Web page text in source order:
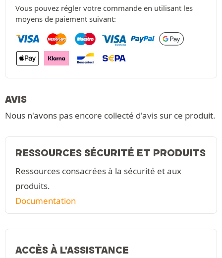
Vous pouvez régler votre commande en utilisant les
moyens de paiement suivant:
AVIS
Nous n'avons pas encore collecté d'avis sur ce produit.
RESSOURCES SÉCURITÉ ET PRODUITS
Ressources consacrées à la sécurité et aux
produits.
Documentation
ACCÈS À L'ASSISTANCE